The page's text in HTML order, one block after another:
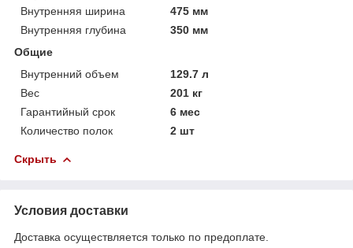
Внутренняя ширина
475 мм
Внутренняя глубина
350 мм
Общие
Внутренний объем
129.7 л
Вес
201 кг
Гарантийный срок
6 мес
Количество полок
2 шт
Скрыть
Условия доставки
Доставка осуществляется только по предоплате.